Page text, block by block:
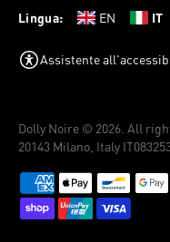
Lingua: EN IT
Assistente
Dolly Noire © 2026. All
20143 Milano, Italy